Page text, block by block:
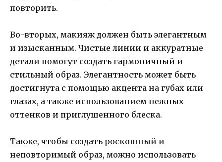
повторить.
Во-вторых, макияж должен быть элегантным
и изысканным. Чистые линии и аккуратные
детали помогут создать гармоничный и
стильный образ. Элегантность может быть
достигнута с помощью акцента на губах или
глазах, а также использованием нежных
оттенков и приглушенного блеска.
Также, чтобы создать роскошный и
неповторимый образ, можно использовать